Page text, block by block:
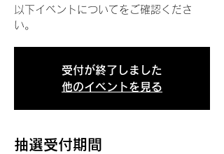
以下イベントについてをご確認くださ
い。
受付が終了しました
他のイベントを見る
抽選受付期間